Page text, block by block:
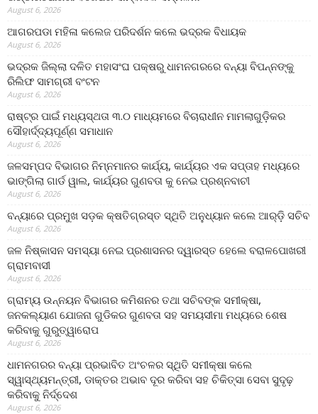
August 6, 2026
ଆଗରପଡା ମହିଳା କଲେଜ ପରିଦର୍ଶନ କଲେ ଭଦ୍ରକ ବିଧାୟକ
August 6, 2026
ଭଦ୍ରକ ଜିଲ୍ଲା ଦଳିତ ମହାସଂଘ ପକ୍ଷରୁ ଧାମନଗରରେ ବନ୍ୟା ବିପନ୍ନଙ୍କୁ
ରିଲିଫ ସାମଗ୍ରୀ ବଂଟନ
August 6, 2026
ରାଷ୍ଟ୍ର ପାଇଁ ମଧ୍ୟସ୍ଥତା ୩.୦ ମାଧ୍ୟମରେ ବିଚାରାଧୀନ ମାମଲାଗୁଡ଼ିକର
ସୌହାର୍ଦ୍ଦ୍ୟପୂର୍ଣ୍ଣ ସମାଧାନ
August 6, 2026
ଜଳସମ୍ପଦ ବିଭାଗର ନିମ୍ନମାନର କାର୍ଯ୍ୟ, କାର୍ଯ୍ୟର ଏକ ସପ୍ତାହ ମଧ୍ୟରେ
ଭାଙ୍ଗିଲା ଗାର୍ଡ ୱାଲ, କାର୍ଯ୍ୟର ଗୁଣବତା କୁ ନେଇ ପ୍ରଶ୍ନବାଚୀ
August 6, 2026
ବନ୍ୟାରେ ପ୍ରମୁଖ ସଡ଼କ କ୍ଷତିଗ୍ରସ୍ତ ସ୍ଥିତି ଅନୁଧ୍ୟାନ କଲେ ଆର୍‌ଡ଼ି ସଚିବ
August 6, 2026
ଜଳ ନିଷ୍କାସନ ସମସ୍ୟା ନେଇ ପ୍ରଶାସନର ଦ୍ୱାରସ୍ତ ହେଲେ ବରାଳପୋଖରୀ
ଗ୍ରାମବାସୀ
August 6, 2026
ଗ୍ରାମ୍ୟ ଉନ୍ନୟନ ବିଭାଗର କମିଶନର ତଥା ସଚିବଙ୍କ ସମୀକ୍ଷା,
ଜନକଲ୍ୟାଣ ଯୋଜନା ଗୁଡିକର ଗୁଣବତା ସହ ସମୟସୀମା ମଧ୍ୟରେ ଶେଷ
କରିବାକୁ ଗୁରୁତ୍ୱାରୋପ
August 6, 2026
ଧାମନଗରର ବନ୍ୟା ପ୍ରଭାବିତ ଅଂଚଳର ସ୍ଥିତି ସମୀକ୍ଷା କଲେ
ସ୍ୱାସ୍ଥ୍ୟମନ୍ତ୍ରୀ, ଡାକ୍ତର ଅଭାବ ଦୂର କରିବା ସହ ଚିକିତ୍ସା ସେବା ସୁଦୃଢ଼
କରିବାକୁ ନିର୍ଦ୍ଦେଶ
August 6, 2026